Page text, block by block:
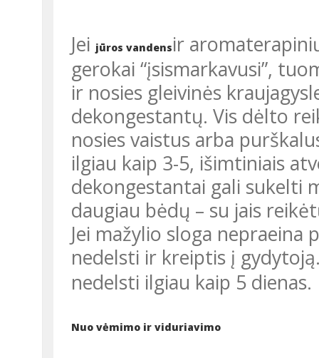
Jei jūros vandensir
gerokai “įsismarkavusi”,
ir nosies gleivinės
dekongestantų. Vis dėlto
nosies vaistus arba
ilgiau kaip 3-5, išimtiniais
dekongestantai gali sukelti
daugiau bėdų – su jais
Jei mažylio sloga nepraeina per 7-10 dienas, tuomet geriau
nedelsti ir kreiptis į
nedelsti ilgiau kaip 5 dienas.
Nuo vėmimo ir viduriavimo